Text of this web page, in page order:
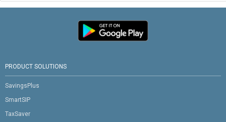
PRODUCT SOLUTIONS
SavingsPlus
SmartSIP
TaxSaver